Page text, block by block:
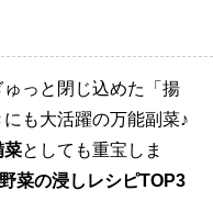
ゅっと閉じ込めた「揚
も大活躍の万能副菜♪
菜としても重宝しま
菜の浸しレシピTOP3